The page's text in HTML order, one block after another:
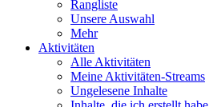
Rangliste
Unsere Auswahl
Mehr
Aktivitäten
Alle Aktivitäten
Meine Aktivitäten-Streams
Ungelesene Inhalte